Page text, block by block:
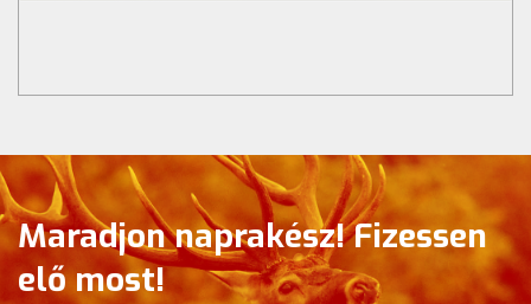
Maradjon naprakész! Fizessen
elő most!